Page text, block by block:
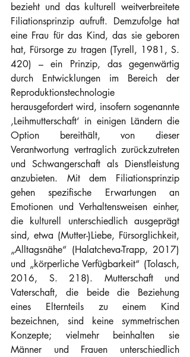
bezieht und das kulturell weitverbreitete
Filiationsprinzip aufruft. Demzufolge hat
eine Frau für das Kind, das sie geboren
hat, Fürsorge zu tragen (Tyrell, 1981, S.
420) – ein Prinzip, das gegenwärtig
durch Entwicklungen im Bereich der
Reproduktionstechnologie
herausgefordert wird, insofern sogenannte
‚Leihmutterschaft‘ in einigen Ländern die
Option bereithält, von dieser
Verantwortung vertraglich zurückzutreten
und Schwangerschaft als Dienstleistung
anzubieten. Mit dem Filiationsprinzip
gehen spezifische Erwartungen an
Emotionen und Verhaltensweisen einher,
die kulturell unterschiedlich ausgeprägt
sind, etwa (Mutter-)Liebe, Fürsorglichkeit,
„Alltagsnähe“ (Halatcheva-Trapp, 2017)
und „körperliche Verfügbarkeit“ (Tolasch,
2016, S. 218). Mutterschaft und
Vaterschaft, die beide die Beziehung
eines Elternteils zu einem Kind
bezeichnen, sind keine symmetrischen
Konzepte; vielmehr beinhalten sie
Männer und Frauen unterschiedlich